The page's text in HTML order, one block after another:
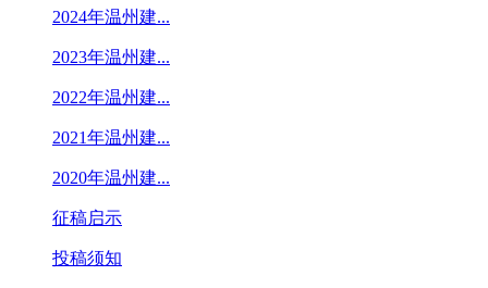
2024年温州建...
2023年温州建...
2022年温州建...
2021年温州建...
2020年温州建...
征稿启示
投稿须知